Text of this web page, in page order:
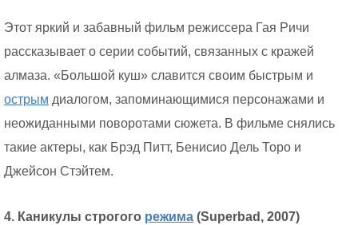
Этот яркий и забавный фильм режиссера Гая Ричи
рассказывает о серии событий, связанных с кражей
алмаза. «Большой куш» славится своим быстрым и
острым диалогом, запоминающимися персонажами и
неожиданными поворотами сюжета. В фильме снялись
такие актеры, как Брэд Питт, Бенисио Дель Торо и
Джейсон Стэйтем.
4. Каникулы строгого режима (Superbad, 2007)